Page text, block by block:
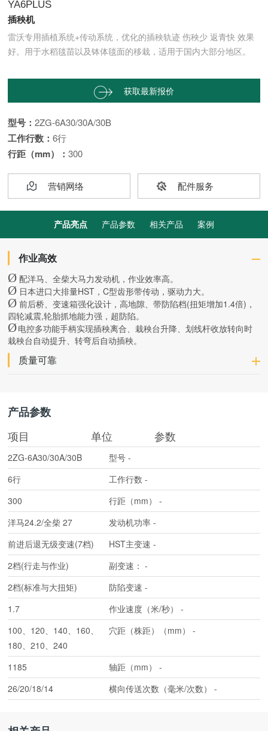
YA6PLUS
插秧机
雷沃专用插植系统+传动系统，优化的插秧轨迹 伤秧少 返青快 效果
好。用于水稻毯苗以及钵体毯面的移栽，适用于国内大部分地区。

 获取最新报价
型号：2ZG-6A30/30A/30B
工作行数：6行
行距（mm）：300
营销网络 配件服务
产品亮点 产品参数 相关产品 案例
作业高效
Ø 配洋马、全柴大马力发动机，作业效率高。
Ø 日本进口大排量HST，C型齿形带传动，驱动力大。
Ø 前后桥、变速箱强化设计，高地隙、带防陷档(扭矩增加1.4倍)，
四轮减震,轮胎抓地能力强，超防陷。
Ø电控多功能手柄实现插秧离合、栽秧台升降、划线杆收放转向时
栽秧台自动提升、转弯后自动插秧。
质量可靠
产品参数
项目
单位 参数
型号 -
2ZG-6A30/30A/30B
工作行数 -
6行
行距（mm） -
300
发动机功率 -
洋马24.2/全柴 27
HST主变速 -
前进后退无级变速(7档)
副变速： -
2档(行走与作业)
防陷变速 -
2档(标准与大扭矩)
作业速度（米/秒） -
1.7
穴距（株距）（mm） -
100、120、140、160、
180、210、240
轴距（mm） -
1185
横向传送次数（毫米/次数） -
26/20/18/14